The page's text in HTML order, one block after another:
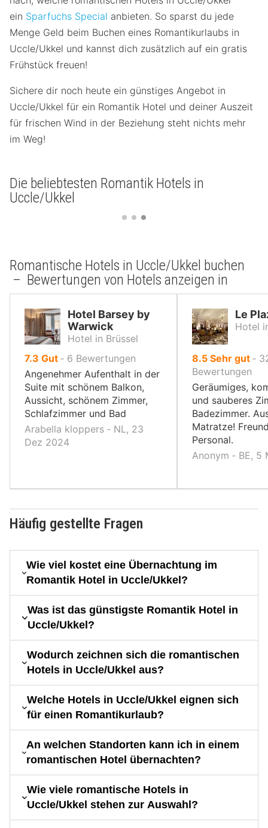
ein Sparfuchs Special anbieten. So sparst du jede
Menge Geld beim Buchen eines Romantikurlaubs in
Uccle/Ukkel und kannst dich zusätzlich auf ein gratis
Frühstück freuen!
Sichere dir noch heute ein günstiges Angebot in
Uccle/Ukkel für ein Romantik Hotel und deiner Auszeit
für frischen Wind in der Beziehung steht nichts mehr
im Weg!
Die beliebtesten Romantik Hotels in
Uccle/Ukkel
Romantische Hotels in Uccle/Ukkel buchen
– Bewertungen von Hotels anzeigen in
Hotel Barsey by
Warwick
Hotel in Brüssel
7.3 von
10,
Gut ‐ 6 Bewertungen
Angenehmer Aufenthalt in der
Suite mit schönem Balkon,
Aussicht, schönem Zimmer,
Schlafzimmer und Bad
Arabella kloppers ‐ NL, 23
Dez 2024
Le
Hotel
8.5von
10,
Sehr gut ‐
Bewertungen
Geräumiges,
und sauberes
Badezimmer.
Matratze!
Personal.
Anonym ‐ BE, 5
Häufig gestellte Fragen
Wie viel kostet eine Übernachtung im
Romantik Hotel in Uccle/Ukkel?
Was ist das günstigste Romantik Hotel in
Uccle/Ukkel?
Wodurch zeichnen sich die romantischen
Hotels in Uccle/Ukkel aus?
Welche Hotels in Uccle/Ukkel eignen sich
für einen Romantikurlaub?
An welchen Standorten kann ich in einem
romantischen Hotel übernachten?
Wie viele romantische Hotels in
Uccle/Ukkel stehen zur Auswahl?